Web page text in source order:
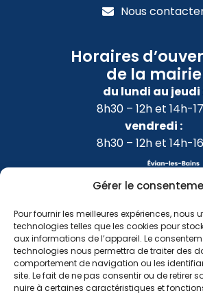
Gérer le
Pour fournir les meilleures expériences, nous
technologies telles que les cookies pour
aux informations de l’appareil. Le
technologies nous permettra de traiter des
comportement de navigation ou les
site. Le fait de ne pas consentir ou de retirer
nuire à certaines caractéristiques et
Nous
Horaires
de la mairie
du lundi au jeudi
8h30 – 12h et 14h-
vendredi :
8h30 – 12h et 14h-